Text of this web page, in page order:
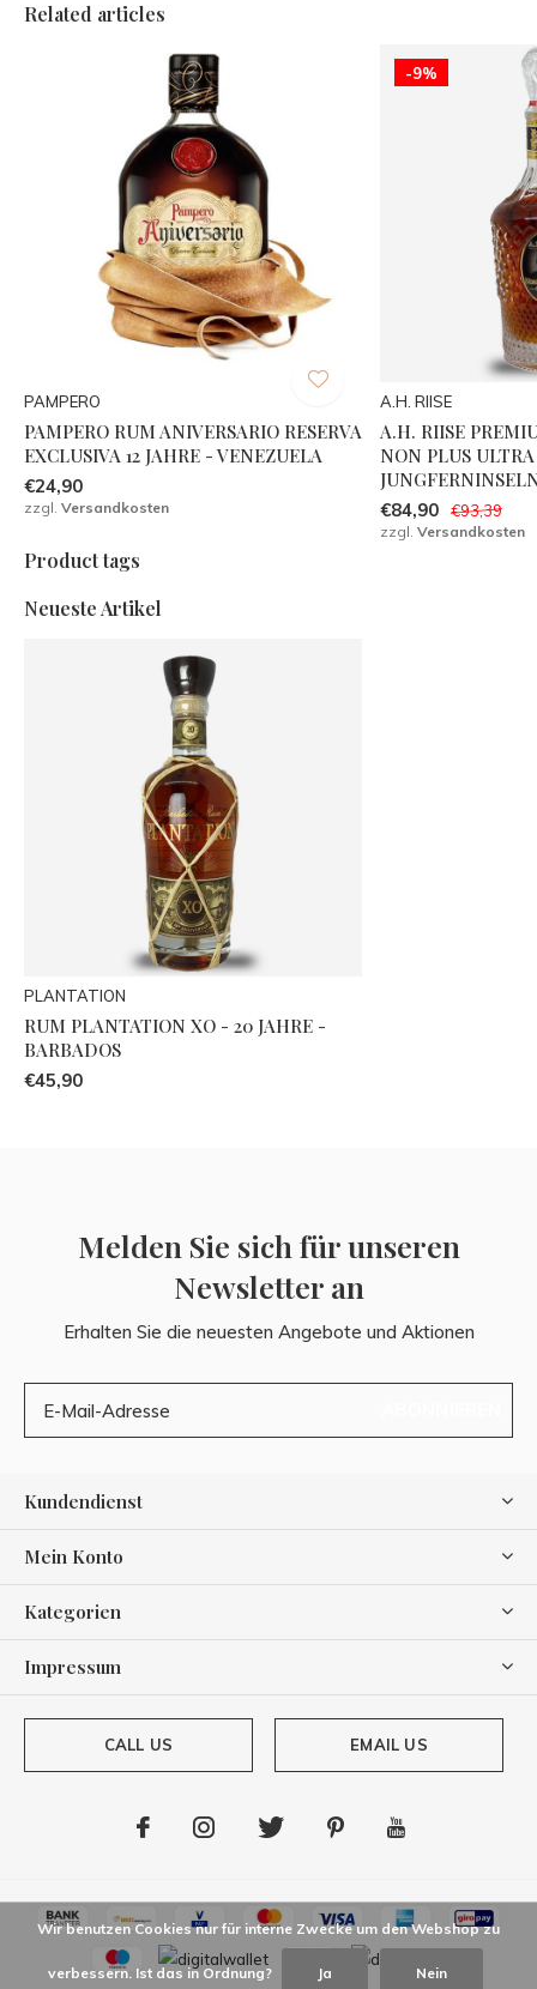
Related articles
PAMPERO
PAMPERO RUM ANIVERSARIO RESERVA
EXCLUSIVA 12 JAHRE - VENEZUELA
€24,90
zzgl. Versandkosten
-9%
A.H. RIISE
A.H. RIISE
NON PLUS
€84,90 €93,39
zzgl.Versandkosten
Product tags
Neueste Artikel
PLANTATION
RUM PLANTATION XO - 20 JAHRE -
BARBADOS
€45,90
Melden Sie sich für unseren
Newsletter an
Erhalten Sie die neuesten Angebote und Aktionen
Kundendienst
Mein Konto
Kategorien
Impressum
CALL US EMAIL US
Wir benutzen Cookies nur für interne Zwecke um den Webshop zu
verbessern. Ist das in Ordnung? Ja Nein